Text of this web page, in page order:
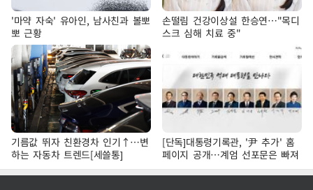
'마약 자숙' 유아인, 남사친과 볼뽀
뽀 근황
손떨림 건강이상설 한승연…"목디
스크 심해 치료 중"
기름값 뛰자 친환경차 인기↑…변
하는 자동차 트렌드[세쓸통]
[단독]대통령기록관, '尹 추가' 홈
페이지 공개…계엄 선포문은 빠져